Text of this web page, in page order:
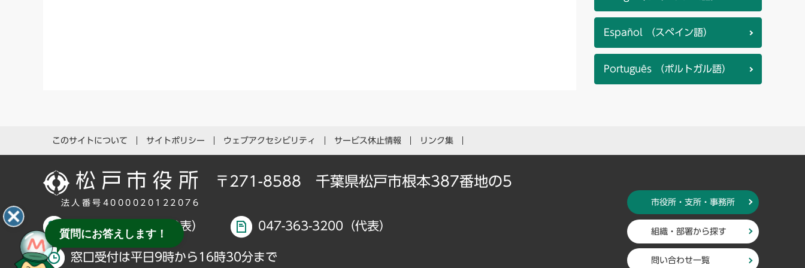
Español （スペイン語）
Português （ポルトガル語）
このサイトについて サイトポリシー ウェブアクセシビリティ サービス休止情報 リンク集
法人番号4000020122076
〒271-8588 千葉県松戸市根本387番地の5
047-366-1111（代表） 047-363-3200（代表）
窓口受付は平日9時から16時30分まで
市役所・支所・事務所
組織・部署から探す
問い合わせ一覧
質問にお答えします！